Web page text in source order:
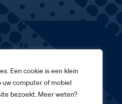
Een cookie is een klein
computer of mobiel
bezoekt. Meer weten?